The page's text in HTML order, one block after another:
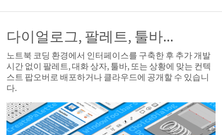
다이얼로그, 팔레트, 툴바...
노트북 코딩 환경에서 인터페이스를 구축한 후 추가 개발
시간 없이 팔레트, 대화 상자, 툴바, 또는 상황에 맞는 컨텍
스트 팝오버로 배포하거나 클라우드에 공개할 수 있습니
다.